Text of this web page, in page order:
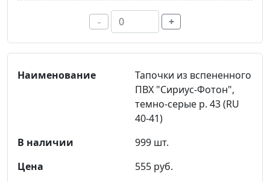
- +
Тапочки из вспененного
ПВХ "Сириус-Фотон",
темно-серые р. 43 (RU
40-41)
999 шт.
555 руб.